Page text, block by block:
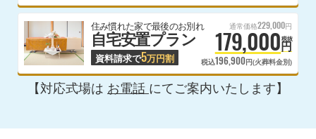
住み慣れた家で最後のお別れ
自宅安置プラン
資料請求で5万円割
通常価格229,000円
179,000円
税抜
税込196,900円(火葬料金別)
【対応式場は お電話 にてご案内いたします】